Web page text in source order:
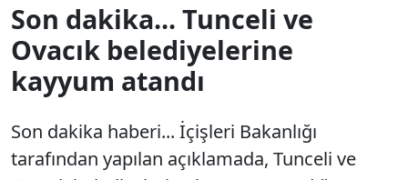
Son dakika... Tunceli ve
Ovacık belediyelerine
kayyum atandı
Son dakika haberi... İçişleri Bakanlığı
tarafından yapılan açıklamada, Tunceli ve